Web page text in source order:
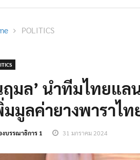
POLITICS
ฤมล’ นำทีมไทยแล
มมูลค่ายางพาราไท
งบรรณาธิการ 1 31 มกราคม 2024